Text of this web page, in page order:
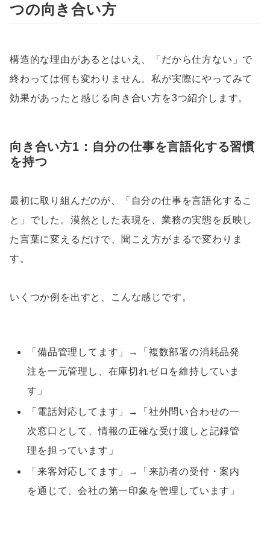
つの向き合い方
構造的な理由があるとはいえ、「だから仕方ない」で
終わっては何も変わりません。私が実際にやってみて
効果があったと感じる向き合い方を3つ紹介します。
向き合い方1：自分の仕事を言語化する習慣
を持つ
最初に取り組んだのが、「自分の仕事を言語化するこ
と」でした。漠然とした表現を、業務の実態を反映し
た言葉に変えるだけで、聞こえ方がまるで変わりま
す。
いくつか例を出すと、こんな感じです。
「備品管理してます」→「複数部署の消耗品発
注を一元管理し、在庫切れゼロを維持していま
す」
「電話対応してます」→「社外問い合わせの一
次窓口として、情報の正確な受け渡しと記録管
理を担っています」
「来客対応してます」→「来訪者の受付・案内
を通じて、会社の第一印象を管理しています」